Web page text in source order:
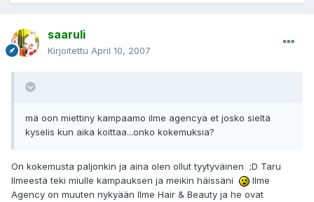
saaruli
Kirjoitettu April 10, 2007
mä oon miettiny kampaamo ilme agencya et josko sieltä
kyselis kun aika koittaa...onko kokemuksia?
On kokemusta paljonkin ja aina olen ollut tyytyväinen ;D Taru
Ilmeestä teki miulle kampauksen ja meikin häissäni
Ilme
Agency on muuten nykyään Ilme Hair & Beauty ja he ovat